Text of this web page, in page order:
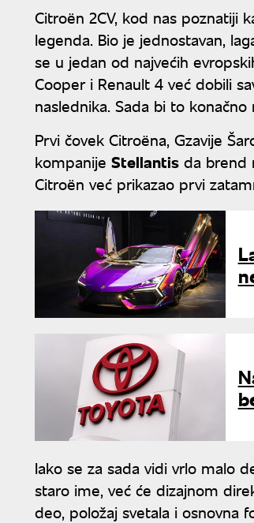
Citroën 2CV, kod nas poznatiji
legenda. Bio je jednostavan,
se u jedan od najvećih
Cooper i Renault 4 već dobili
naslednika. Sada bi to
Prvi čovek Citroëna, Gzavije
kompanije Stellantis da brend
Citroën već prikazao prvi
Iako se za sada vidi vrlo malo
staro ime, već će dizajnom
deo, položaj svetala i osnovna